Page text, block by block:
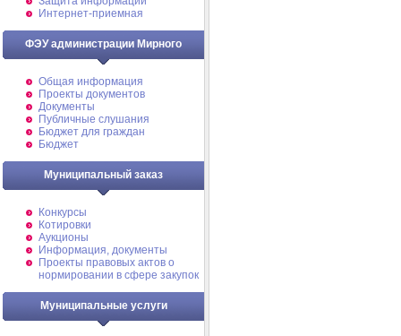
Интернет-приемная
ФЭУ администрации Мирного
Общая информация
Проекты документов
Документы
Публичные слушания
Бюджет для граждан
Бюджет
Муниципальный заказ
Конкурсы
Котировки
Аукционы
Информация, документы
Проекты правовых актов о
нормировании в сфере закупок
Муниципальные услуги